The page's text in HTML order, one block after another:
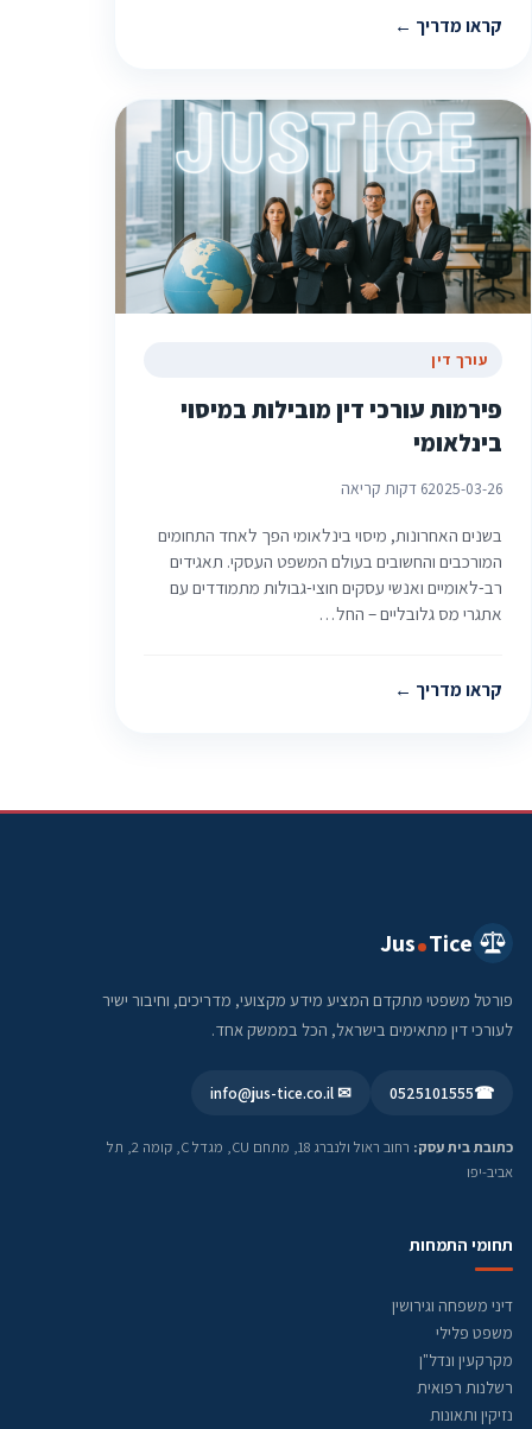
קראו מדריך
עורך דין
פירמות עורכי דין מובילות במיסוי
בינלאומי
2025-03-266 דקות קריאה
בשנים האחרונות, מיסוי בינלאומי הפך לאחד התחומים
המורכבים והחשובים בעולם המשפט העסקי. תאגידים
רב-לאומיים ואנשי עסקים חוצי-גבולות מתמודדים עם
אתגרי מס גלובליים – החל…
קראו מדריך
Jus Tice
פורטל משפטי מתקדם המציע מידע מקצועי, מדריכים, וחיבור ישיר
לעורכי דין מתאימים בישראל, הכל בממשק אחד.
☎
0525101555
✉ info@jus-tice.co.il
כתובת בית עסק:
רחוב ראול ולנברג 18, מתחם CU, מגדל C, קומה 2, תל
אביב-יפו
תחומי התמחות
דיני משפחה וגירושין
משפט פלילי
מקרקעין ונדל"ן
רשלנות רפואית
נזיקין ותאונות